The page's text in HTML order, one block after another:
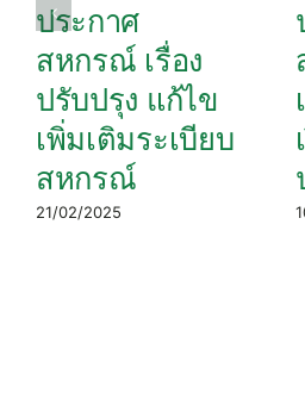
ประกาศ
สหกรณ์ เรื่อง
ปรับปรุง แก้ไข
เพิ่มเติมระเบียบ
สหกรณ์
21/02/2025